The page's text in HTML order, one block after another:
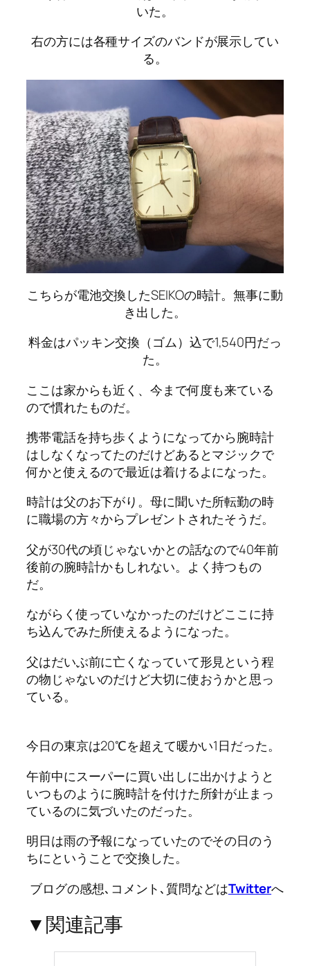
いた。
右の方には各種サイズのバンドが展示してい
る。
こちらが電池交換したSEIKOの時計。無事に動
き出した。
料金はパッキン交換（ゴム）込で1,540円だっ
た。
ここは家からも近く、今まで何度も来ている
ので慣れたものだ。
携帯電話を持ち歩くようになってから腕時計
はしなくなってたのだけどあるとマジックで
何かと使えるので最近は着けるよになった。
時計は父のお下がり。母に聞いた所転勤の時
に職場の方々からプレゼントされたそうだ。
父が30代の頃じゃないかとの話なので40年前
後前の腕時計かもしれない。よく持つもの
だ。
ながらく使っていなかったのだけどここに持
ち込んでみた所使えるようになった。
父はだいぶ前に亡くなっていて形見という程
の物じゃないのだけど大切に使おうかと思っ
ている。
今日の東京は20℃を超えて暖かい1日だった。
午前中にスーパーに買い出しに出かけようと
いつものように腕時計を付けた所針が止まっ
ているのに気づいたのだった。
明日は雨の予報になっていたのでその日のう
ちにということで交換した。
ブログの感想､コメント､質問などはTwitterへ
▼関連記事